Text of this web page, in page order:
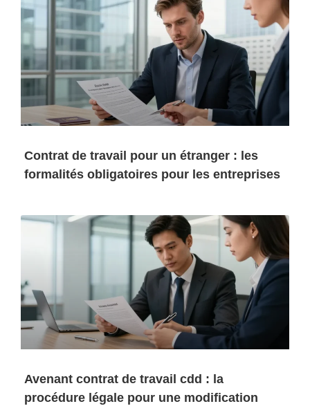
Contrat de travail pour un étranger : les
formalités obligatoires pour les entreprises
Avenant contrat de travail cdd : la
procédure légale pour une modification